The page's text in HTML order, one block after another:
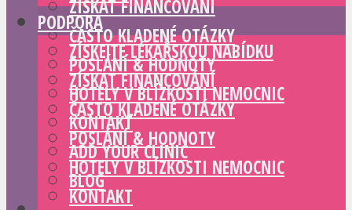
ZÍSKAT FINANCOVÁNÍ
ČASTO KLADENÉ OTÁZKY
POSLÁNÍ & HODNOTY
HOTELY V BLÍZKOSTI NEMOCNIC
KONTAKT
ADD YOUR CLINIC
BLOG
PODPORA
ZÍSKEJTE LÉKAŘSKOU NABÍDKU
ZÍSKAT FINANCOVÁNÍ
ČASTO KLADENÉ OTÁZKY
POSLÁNÍ & HODNOTY
HOTELY V BLÍZKOSTI NEMOCNIC
KONTAKT